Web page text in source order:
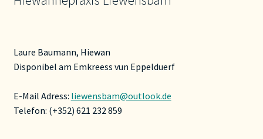
Laure Baumann, Hiewan
Disponibel am Emkreess vun Eppelduerf
E-Mail Adress: liewensbam@outlook.de
Telefon: (+352) 621 232 859